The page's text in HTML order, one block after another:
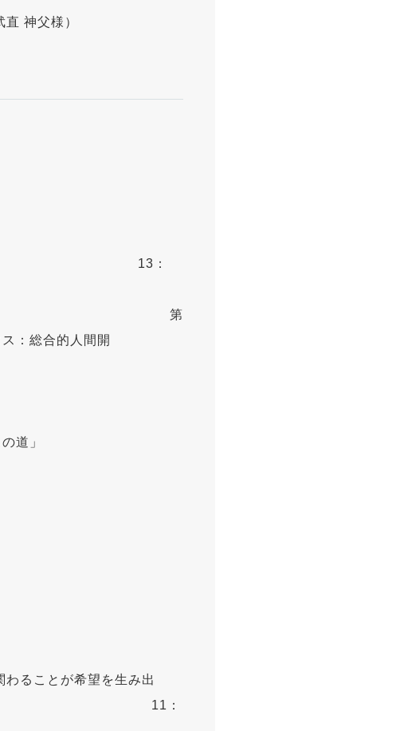
神父様）
火）
：
第
：総合的人間開
」
）
が希望を生み出
：